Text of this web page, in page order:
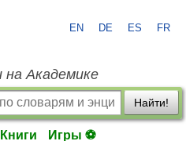
EN DE ES FR
на Академике
Найти!
Книги Игры ⚽